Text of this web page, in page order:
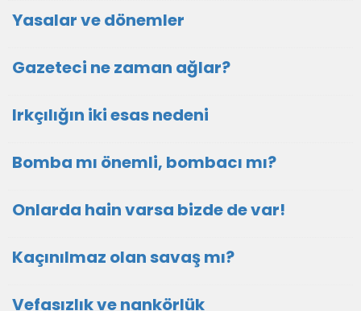
Yasalar ve dönemler
Gazeteci ne zaman ağlar?
Irkçılığın iki esas nedeni
Bomba mı önemli, bombacı mı?
Onlarda hain varsa bizde de var!
Kaçınılmaz olan savaş mı?
Vefasızlık ve nankörlük